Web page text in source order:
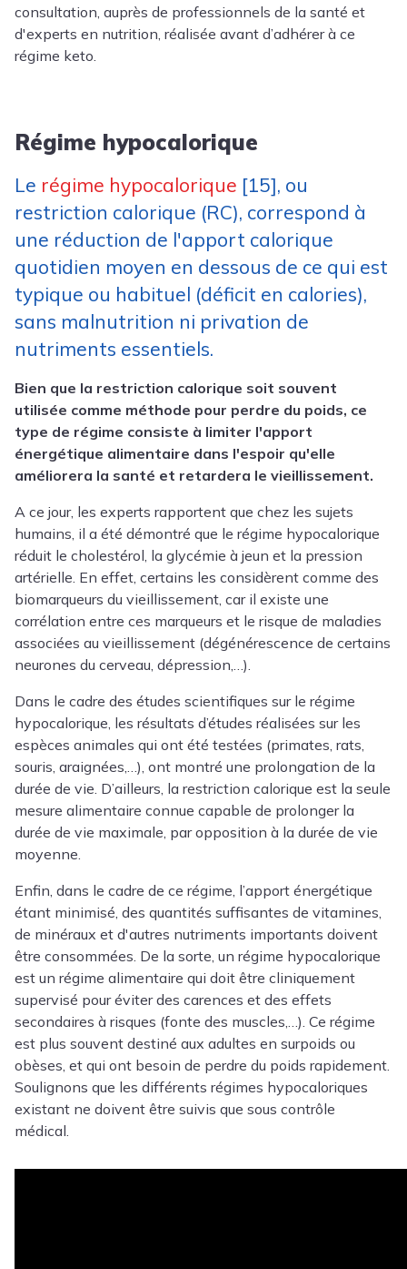
consultation, auprès de professionnels de la santé et
d'experts en nutrition, réalisée avant d’adhérer à ce
régime keto.
Régime hypocalorique
Le régime hypocalorique [15], ou
restriction calorique (RC), correspond à
une réduction de l'apport calorique
quotidien moyen en dessous de ce qui est
typique ou habituel (déficit en calories),
sans malnutrition ni privation de
nutriments essentiels.
Bien que la restriction calorique soit souvent
utilisée comme méthode pour perdre du poids, ce
type de régime consiste à limiter l'apport
énergétique alimentaire dans l'espoir qu'elle
améliorera la santé et retardera le vieillissement.
A ce jour, les experts rapportent que chez les sujets
humains, il a été démontré que le régime hypocalorique
réduit le cholestérol, la glycémie à jeun et la pression
artérielle. En effet, certains les considèrent comme des
biomarqueurs du vieillissement, car il existe une
corrélation entre ces marqueurs et le risque de maladies
associées au vieillissement (dégénérescence de certains
neurones du cerveau, dépression,…).
Dans le cadre des études scientifiques sur le régime
hypocalorique, les résultats d’études réalisées sur les
espèces animales qui ont été testées (primates, rats,
souris, araignées,…), ont montré une prolongation de la
durée de vie. D’ailleurs, la restriction calorique est la seule
mesure alimentaire connue capable de prolonger la
durée de vie maximale, par opposition à la durée de vie
moyenne.
Enfin, dans le cadre de ce régime, l’apport énergétique
étant minimisé, des quantités suffisantes de vitamines,
de minéraux et d'autres nutriments importants doivent
être consommées. De la sorte, un régime hypocalorique
est un régime alimentaire qui doit être cliniquement
supervisé pour éviter des carences et des effets
secondaires à risques (fonte des muscles,…). Ce régime
est plus souvent destiné aux adultes en surpoids ou
obèses, et qui ont besoin de perdre du poids rapidement.
Soulignons que les différents régimes hypocaloriques
existant ne doivent être suivis que sous contrôle
médical.